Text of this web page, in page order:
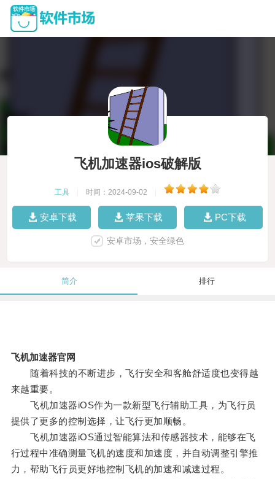
飞机加速器ios破解版
工具 时间：2024-09-02
安卓下载 苹果下载 PC下载
安卓市场，安全绿色
简介 排行
飞机加速器官网
随着科技的不断进步，飞行安全和客舱舒适度也变得越
来越重要。
飞机加速器iOS作为一款新型飞行辅助工具，为飞行员
提供了更多的控制选择，让飞行更加顺畅。
飞机加速器iOS通过智能算法和传感器技术，能够在飞
行过程中准确测量飞机的速度和加速度，并自动调整引擎推
力，帮助飞行员更好地控制飞机的加速和减速过程。